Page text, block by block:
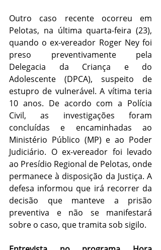
Outro caso recente ocorreu em
Pelotas, na última quarta-feira (23),
quando o ex-vereador Roger Ney foi
preso preventivamente pela
Delegacia da Criança e do
Adolescente (DPCA), suspeito de
estupro de vulnerável. A vítima teria
10 anos. De acordo com a Polícia
Civil, as investigações foram
concluídas e encaminhadas ao
Ministério Público (MP) e ao Poder
Judiciário. O ex-vereador foi levado
ao Presídio Regional de Pelotas, onde
permanece à disposição da Justiça. A
defesa informou que irá recorrer da
decisão que manteve a prisão
preventiva e não se manifestará
sobre o caso, que tramita sob sigilo.